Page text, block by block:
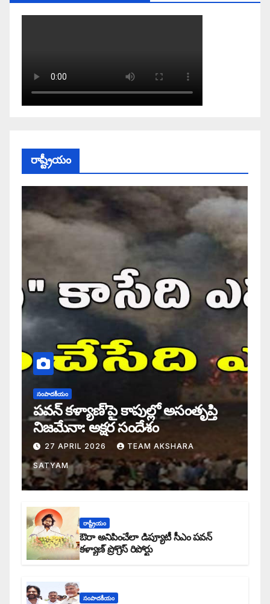
రాష్ట్రీయం
సంపాదకీయం
పవన్ కళ్యాణ్’పై కాపుల్లో అసంతృప్తి
నిజమేనా: అక్షర సందేశం
27 APRIL 2026 TEAM AKSHARA
SATYAM
రాష్ట్రీయం
ఔరా అనిపించేలా డిప్యూటీ సీఎం పవన్
కళ్యాణ్ ప్రోగ్రెస్ రిపోర్టు
సంపాదకీయం